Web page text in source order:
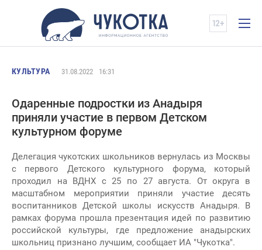
КУЛЬТУРА 31.08.2022 16:31
Одаренные подростки из Анадыря
приняли участие в первом Детском
культурном форуме
Делегация чукотских школьников вернулась из Москвы
с первого Детского культурного форума, который
проходил на ВДНХ с 25 по 27 августа. От округа в
масштабном мероприятии приняли участие десять
воспитанников Детской школы искусств Анадыря. В
рамках форума прошла презентация идей по развитию
российской культуры, где предложение анадырских
школьниц признано лучшим, сообщает ИА "Чукотка".